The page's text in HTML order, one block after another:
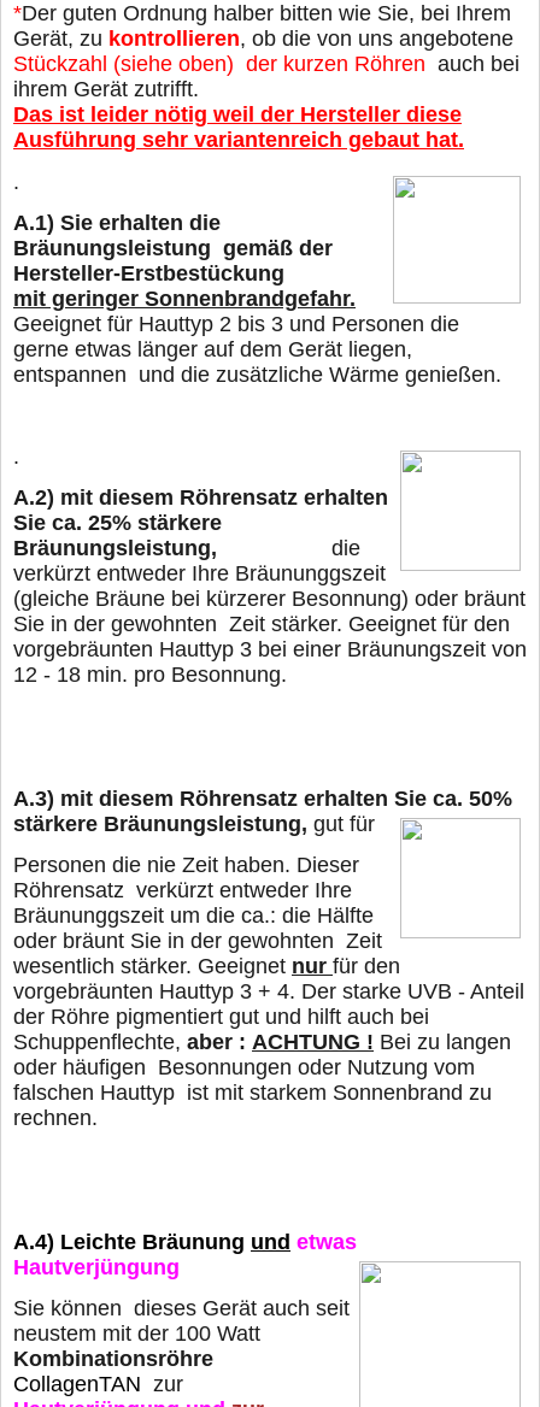
*Der guten Ordnung halber bitten wie Sie, bei Ihrem
Gerät, zu kontrollieren, ob die von uns angebotene
Stückzahl (siehe oben) der kurzen Röhren auch bei
ihrem Gerät zutrifft.
Das ist leider nötig weil der Hersteller diese
Ausführung sehr variantenreich gebaut hat.
.
A.1) Sie erhalten die
Bräunungsleistung gemäß der
Hersteller-Erstbestückung
mit geringer Sonnenbrandgefahr.
Geeignet für Hauttyp 2 bis 3 und Personen die
gerne etwas länger auf dem Gerät liegen,
entspannen und die zusätzliche Wärme genießen.
.
A.2) mit diesem Röhrensatz erhalten
Sie ca. 25% stärkere
Bräunungsleistung, die
verkürzt entweder Ihre Bräununggszeit
(gleiche Bräune bei kürzerer Besonnung) oder bräunt
Sie in der gewohnten Zeit stärker. Geeignet für den
vorgebräunten Hauttyp 3 bei einer Bräunungszeit von
12 - 18 min. pro Besonnung.
A.3) mit diesem Röhrensatz erhalten Sie ca. 50%
stärkere Bräunungsleistung, gut für
Personen die nie Zeit haben. Dieser
Röhrensatz verkürzt entweder Ihre
Bräununggszeit um die ca.: die Hälfte
oder bräunt Sie in der gewohnten Zeit
wesentlich stärker. Geeignet nur für den
vorgebräunten Hauttyp 3 + 4. Der starke UVB - Anteil
der Röhre pigmentiert gut und hilft auch bei
Schuppenflechte, aber : ACHTUNG ! Bei zu langen
oder häufigen Besonnungen oder Nutzung vom
falschen Hauttyp ist mit starkem Sonnenbrand zu
rechnen.
A.4) Leichte Bräunung und etwas
Hautverjüngung
Sie können dieses Gerät auch seit
neustem mit der 100 Watt
Kombinationsröhre
CollagenTAN zur